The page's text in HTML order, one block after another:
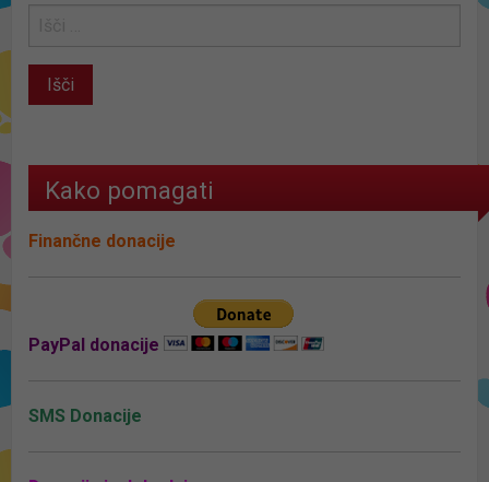
Kako pomagati
Finančne donacije
PayPal donacije
SMS Donacije